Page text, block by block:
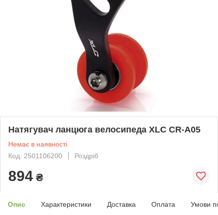
Натягувач ланцюга велосипеда XLC CR-A05
Немає в наявності
Код: 2501106200
Роздріб
894 ₴
Опис Характеристики Доставка Оплата Умови